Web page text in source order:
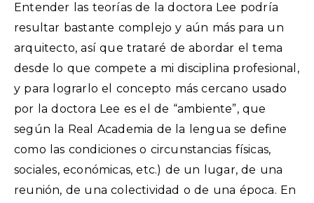
Entender las teorías de la doctora Lee podría
resultar bastante complejo y aún más para un
arquitecto, así que trataré de abordar el tema
desde lo que compete a mi disciplina profesional,
y para lograrlo el concepto más cercano usado
por la doctora Lee es el de “ambiente”, que
según la Real Academia de la lengua se define
como las condiciones o circunstancias físicas,
sociales, económicas, etc.) de un lugar, de una
reunión, de una colectividad o de una época. En